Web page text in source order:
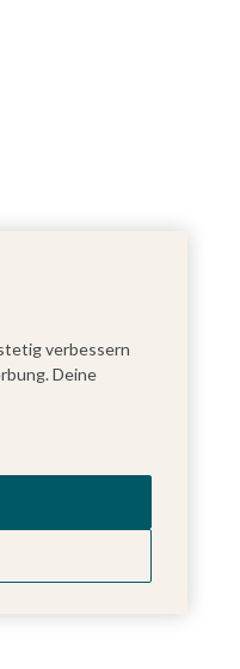
verbessern
Deine